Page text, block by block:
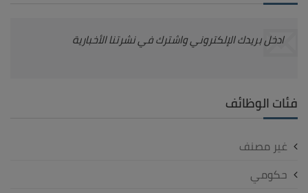
ادخل بريدك الإلكتروني واشترك في نشرتنا الأخبارية
فئات الوظائف
غير مصنف
حكومي